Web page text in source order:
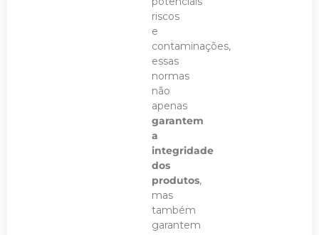
riscos
e
contaminações,
essas
normas
não
apenas
garantem
a
integridade
dos
produtos,
mas
também
garantem